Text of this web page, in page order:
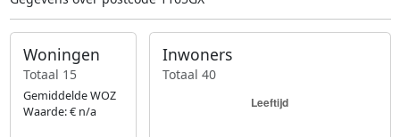
Woningen
Totaal 15
Gemiddelde WOZ
Waarde: € n/a
Inwoners
Totaal 40